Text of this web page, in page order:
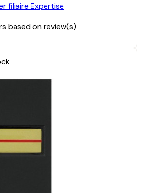
filiaire Expertise
based onreview(s)